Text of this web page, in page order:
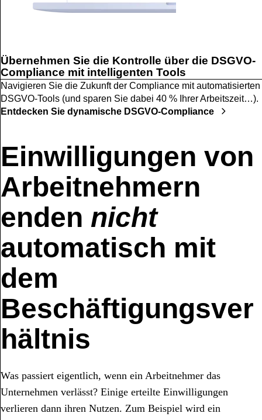
Übernehmen Sie die Kontrolle über die DSGVO-
Compliance mit intelligenten Tools
Navigieren Sie die Zukunft der Compliance mit automatisierten
DSGVO-Tools (und sparen Sie dabei 40 % Ihrer Arbeitszeit…).
Entdecken Sie dynamische DSGVO-Compliance
Einwilligungen von
Arbeitnehmern
enden nicht
automatisch mit
dem
Beschäftigungsver
hältnis
Was passiert eigentlich, wenn ein Arbeitnehmer das
Unternehmen verlässt? Einige erteilte Einwilligungen
verlieren dann ihren Nutzen. Zum Beispiel wird ein